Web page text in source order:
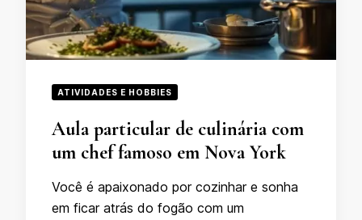
ATIVIDADES E HOBBIES
Aula particular de culinária com
um chef famoso em Nova York
Você é apaixonado por cozinhar e sonha
em ficar atrás do fogão com um